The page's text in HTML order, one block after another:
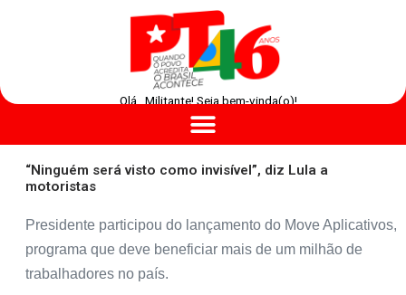
Olá , Militante! Seja bem-vinda(o)!
“Ninguém será visto como invisível”, diz Lula a
motoristas
Presidente participou do lançamento do Move Aplicativos,
programa que deve beneficiar mais de um milhão de
trabalhadores no país.